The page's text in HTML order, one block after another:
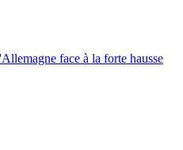
face à la forte hausse